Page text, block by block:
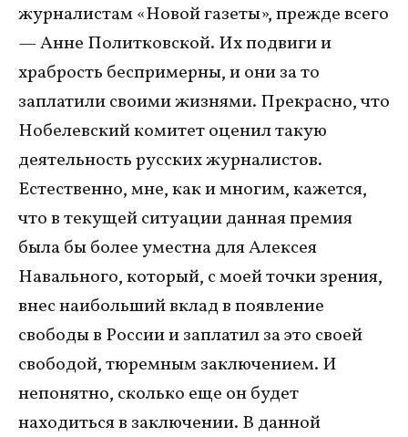
журналистам «Новой газеты», прежде всего
— Анне Политковской. Их подвиги и
храбрость беспримерны, и они за то
заплатили своими жизнями. Прекрасно, что
Нобелевский комитет оценил такую
деятельность русских журналистов.
Естественно, мне, как и многим, кажется,
что в текущей ситуации данная премия
была бы более уместна для Алексея
Навального, который, с моей точки зрения,
внес наибольший вклад в появление
свободы в России и заплатил за это своей
свободой, тюремным заключением. И
непонятно, сколько еще он будет
находиться в заключении. В данной